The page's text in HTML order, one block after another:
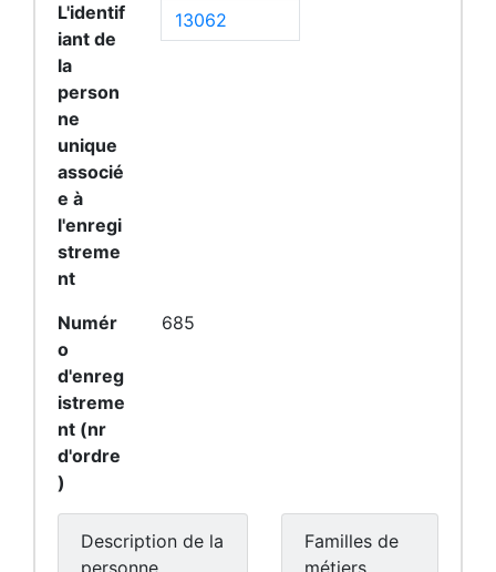
L'identif
iant de
la
person
ne
unique
associé
e à
l'enregi
streme
nt
13062
Numér
o
d'enreg
istreme
nt (nr
d'ordre
)
685
Description de la
personne
Familles de
métiers